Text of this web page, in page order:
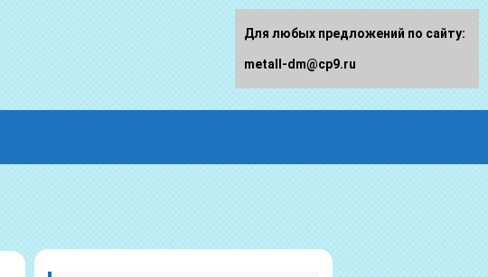
Для любых предложений по сайту:
metall-dm@cp9.ru